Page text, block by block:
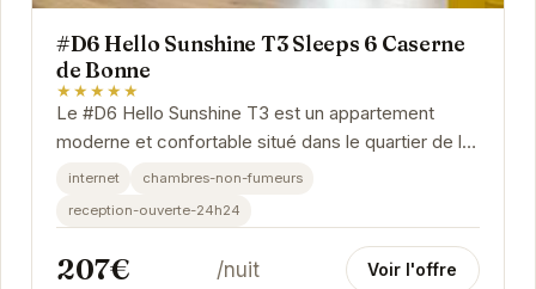
#D6 Hello Sunshine T3 Sleeps 6 Caserne
de Bonne
★★★★★
Le #D6 Hello Sunshine T3 est un appartement
moderne et confortable situé dans le quartier de la
Caserne de Bonne à Grenoble. Il peut accueillir...
internet
chambres-non-fumeurs
reception-ouverte-24h24
207€ /nuit Voir l'offre